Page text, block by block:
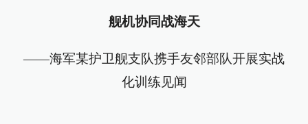
舰机协同战海天
——海军某护卫舰支队携手友邻部队开展实战
化训练见闻